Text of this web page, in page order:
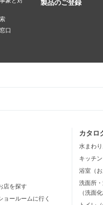
口
製品のご登録
店を探す
ョールームに行く
カタロ
水まわ
キッチン
浴室（お
洗面所
（洗面